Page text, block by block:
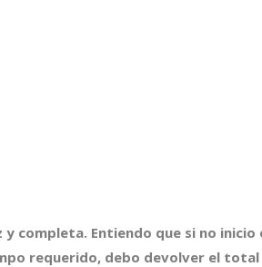
completa. Entiendo que si no
requerido, debo devolver el total